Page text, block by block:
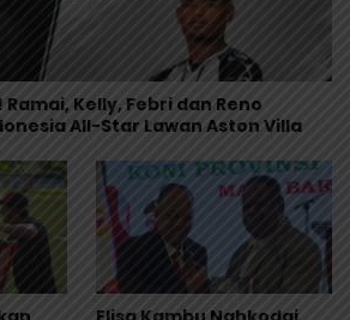
Kelly, Febri dan Reno
All-Star Lawan Aston Villa